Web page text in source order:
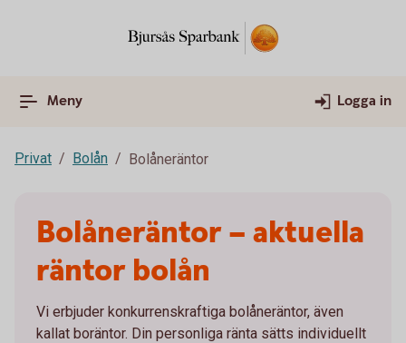
Meny Logga in
Privat Bolån Bolåneräntor
Bolåneräntor – aktuella
räntor bolån
Vi erbjuder konkurrenskraftiga bolåneräntor, även
kallat boräntor. Din personliga ränta sätts individuellt